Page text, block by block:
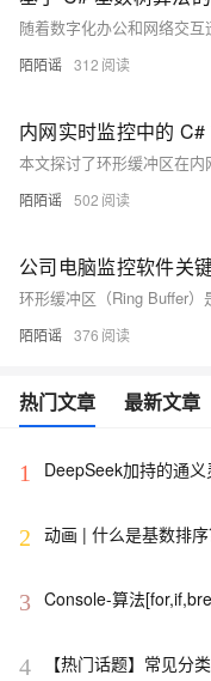
陌陌谣 312
陌陌谣 502
陌陌谣 376
热门文章 最新文章
1
DeepSeek加持的通
2 动画 | 什么是基数排
3 Console-算法
4 【热门话题】常见分